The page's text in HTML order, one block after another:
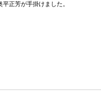
正芳が手掛けました。